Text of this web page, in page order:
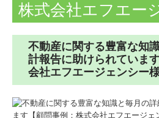
相続対策
デジタル化支援
創業支援・会社設立
MGゲーム
株式会社エフエー
不動産に関する豊富な知
計報告に助けられていま
会社エフエージェンシー様